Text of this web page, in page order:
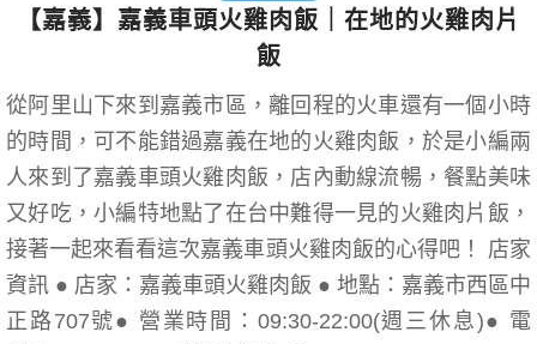
【嘉義】嘉義車頭火雞肉飯｜在地的火雞肉片
飯
從阿里山下來到嘉義市區，離回程的火車還有一個小時
的時間，可不能錯過嘉義在地的火雞肉飯，於是小編兩
人來到了嘉義車頭火雞肉飯，店內動線流暢，餐點美味
又好吃，小編特地點了在台中難得一見的火雞肉片飯，
接著一起來看看這次嘉義車頭火雞肉飯的心得吧！ 店家
資訊 ● 店家：嘉義車頭火雞肉飯 ● 地點：嘉義市西區中
正路707號● 營業時間：09:30-22:00(週三休息)● 電